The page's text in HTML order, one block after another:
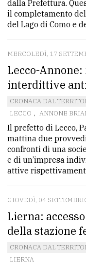
dalla Prefettura.
il completamento
del Lago di Como e
MERCOLEDÌ, 17
Lecco-
interdittive
CRONACA DAL
LECCO , ANNONE
Il prefetto di Lecco,
mattina due
confronti di una
e di un’impresa
attive
GIOVEDÌ, 04
Lierna:
della stazione
CRONACA DAL
LIERNA